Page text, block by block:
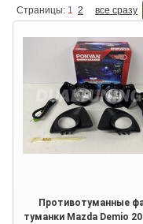
Страницы: 1 2 все сразу
Противотуманные
туманки Mazda Demio